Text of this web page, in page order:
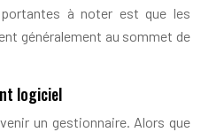
à noter est que les
généralement au sommet de
logiciel
un gestionnaire. Alors que